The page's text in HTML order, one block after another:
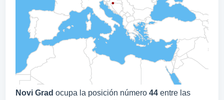
Novi Grad ocupa la posición número 44 entre las